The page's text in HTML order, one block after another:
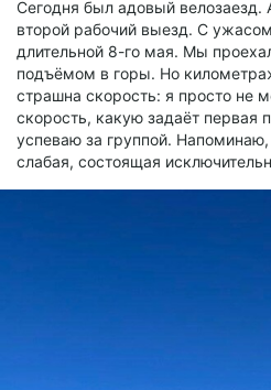
Сегодня был адовый велозаезд.
второй рабочий выезд. С
длительной 8-го мая. Мы
подъёмом в горы. Но
страшна скорость: я просто не
скорость, какую задаёт первая
успеваю за группой.
слабая, состоящая